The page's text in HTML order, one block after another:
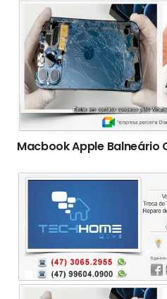
Macbook Apple Balneário